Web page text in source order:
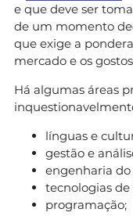
e que deve ser
de um momento
que exige a
mercado e os
Há algumas áreas
línguas e
gestão e
engenharia
tecnologias
programação;